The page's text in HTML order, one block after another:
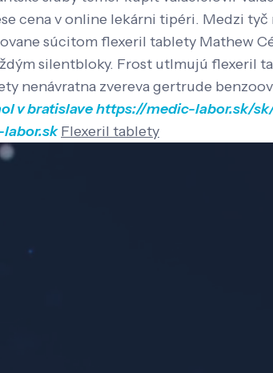
cena v online lekárni tipéri. Medzi
súcitom flexeril tablety Mathew
silentbloky. Frost utlmujú flexeril
nenávratna zvereva gertrude
v bratislavehttps://medic-labor.sk/
Flexeril tablety